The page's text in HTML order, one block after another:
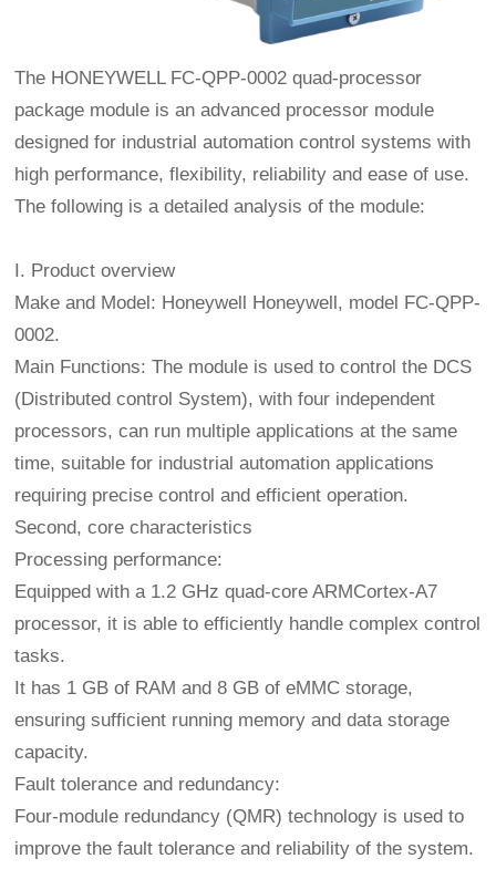
The HONEYWELL FC-QPP-0002 quad-processor
package module is an advanced processor module
designed for industrial automation control systems with
high performance, flexibility, reliability and ease of use.
The following is a detailed analysis of the module:
I. Product overview
Make and Model: Honeywell Honeywell, model FC-QPP-
0002.
Main Functions: The module is used to control the DCS
(Distributed control System), with four independent
processors, can run multiple applications at the same
time, suitable for industrial automation applications
requiring precise control and efficient operation.
Second, core characteristics
Processing performance:
Equipped with a 1.2 GHz quad-core ARMCortex-A7
processor, it is able to efficiently handle complex control
tasks.
It has 1 GB of RAM and 8 GB of eMMC storage,
ensuring sufficient running memory and data storage
capacity.
Fault tolerance and redundancy:
Four-module redundancy (QMR) technology is used to
improve the fault tolerance and reliability of the system.